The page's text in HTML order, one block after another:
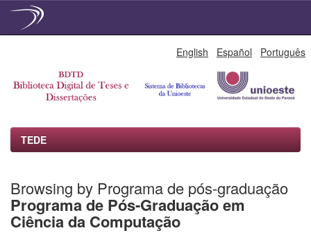
English Español Português
TEDE
Browsing by Programa de pós-graduação
Programa de Pós-Graduação em
Ciência da Computação